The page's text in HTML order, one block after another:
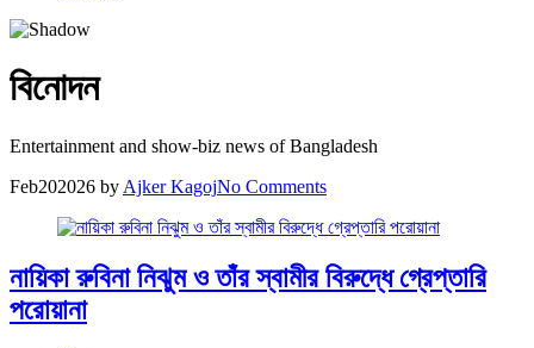
বিনোদন
Entertainment and show-biz news of Bangladesh
Feb202026 by Ajker KagojNo Comments
নায়িকা রুবিনা নিঝুম ও তাঁর স্বামীর বিরুদ্ধে গ্রেপ্তারি
পরোয়ানা